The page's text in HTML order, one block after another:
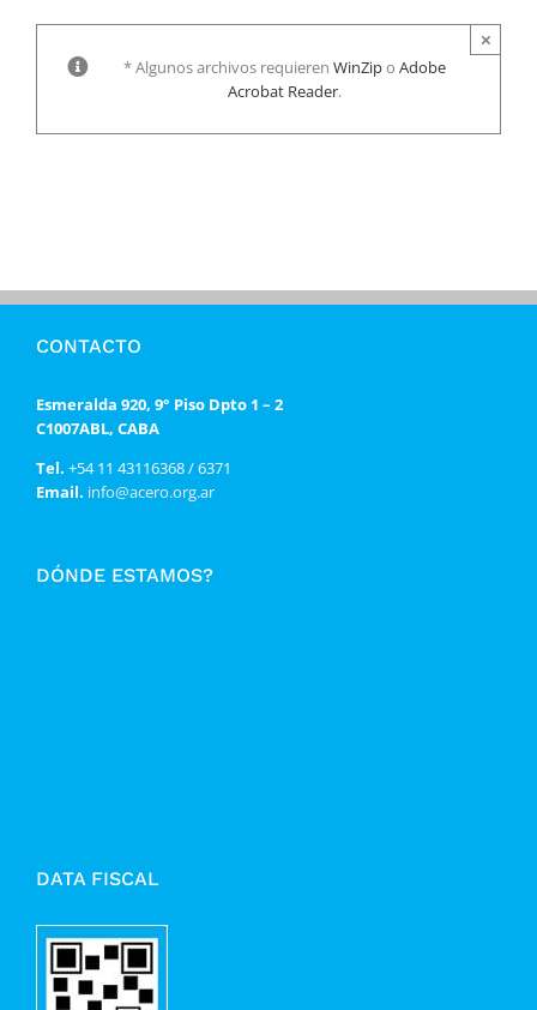
* Algunos archivos requieren WinZipo Adobe
Acrobat Reader.
×
CONTACTO
Esmeralda 920, 9° Piso Dpto 1 – 2
C1007ABL, CABA
Tel. +54 11 43116368 / 6371
Email. info@acero.org.ar
DÓNDE ESTAMOS?
DATA FISCAL